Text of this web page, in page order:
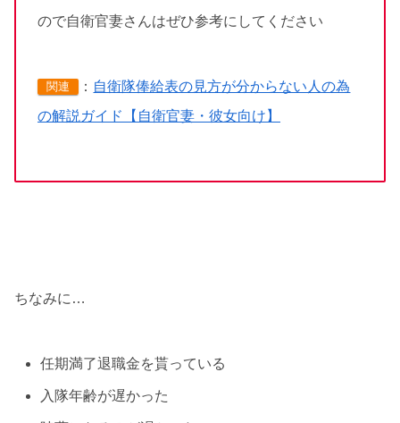
ので自衛官妻さんはぜひ参考にしてください
関連 ： 自衛隊俸給表の見方が分からない人の為
の解説ガイド【自衛官妻・彼女向け】
ちなみに…
任期満了退職金を貰っている
入隊年齢が遅かった